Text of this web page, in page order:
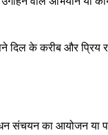
अपने दिल के करीब और
संचयन का आयोजन या